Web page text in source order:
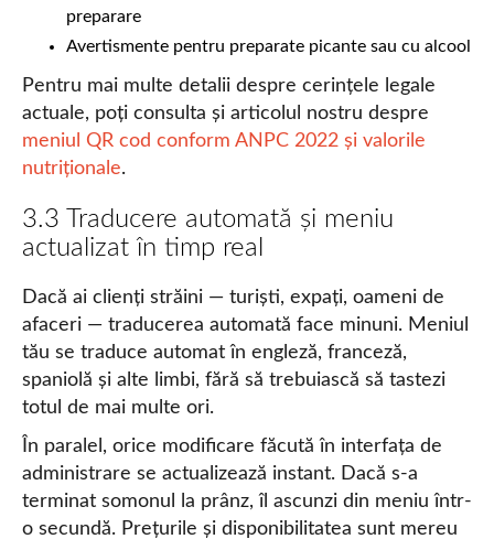
preparare
Avertismente pentru preparate picante sau cu alcool
Pentru mai multe detalii despre cerințele legale
actuale, poți consulta și articolul nostru despre
meniul QR cod conform ANPC 2022 și valorile
nutriționale.
3.3 Traducere automată și meniu
actualizat în timp real
Dacă ai clienți străini — turiști, expați, oameni de
afaceri — traducerea automată face minuni. Meniul
tău se traduce automat în engleză, franceză,
spaniolă și alte limbi, fără să trebuiască să tastezi
totul de mai multe ori.
În paralel, orice modificare făcută în interfața de
administrare se actualizează instant. Dacă s-a
terminat somonul la prânz, îl ascunzi din meniu într-
o secundă. Prețurile și disponibilitatea sunt mereu